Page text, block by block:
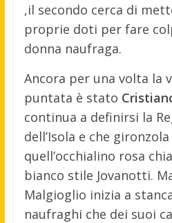
,il secondo cerca di
proprie doti per fare
donna naufraga.
Ancora per una volta la
puntata è stato
continua a definirsi la
dell’Isola e che
quell’occhialino rosa
bianco stile Jovanotti.
Malgioglio inizia a
naufraghi che dei suoi